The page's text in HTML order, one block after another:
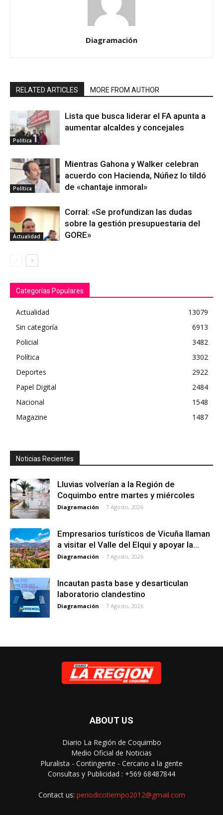
Diagramación
RELATED ARTICLES MORE FROM AUTHOR
Política
Lista que busca liderar el FA apunta a
aumentar alcaldes y concejales
Política
Mientras Gahona y Walker celebran
acuerdo con Hacienda, Núñez lo tildó
de «chantaje inmoral»
Actualidad
Corral: «Se profundizan las dudas
sobre la gestión presupuestaria del
GORE»
Categorías Populares
Actualidad
13079
Sin categoría
6913
Policial
3482
Política
3302
Deportes
2922
Papel Digital
2484
Nacional
1548
Magazine
1487
Noticias Recientes
Lluvias volverían a la Región de
Coquimbo entre martes y miércoles
Diagramación - 7 Agosto, 2026
Empresarios turísticos de Vicuña llaman
a visitar el Valle del Elqui y apoyar la...
Diagramación - 7 Agosto, 2026
Incautan pasta base y desarticulan
laboratorio clandestino
Diagramación - 7 Agosto, 2026
ABOUT US
Diario La Región de Coquimbo
Medio Oficial de Noticias
Pluralista - Contingente - Cercano a la gente
Consultas y Publicidad : +569 68487844
Contact us: periodicotiempo2012@gmail.com